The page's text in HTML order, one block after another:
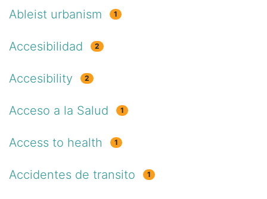
Ableist urbanism 1
Accesibilidad 2
Accesibility 2
Acceso a la Salud 1
Access to health 1
Accidentes de transito 1